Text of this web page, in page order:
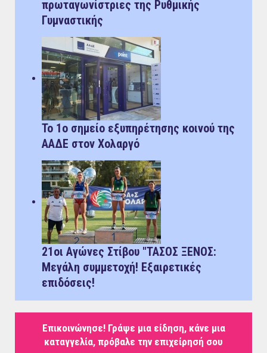
πρωταγωνίστριες της Ρυθμικής
Γυμναστικής
Το 1ο σημείο εξυπηρέτησης κοινού της
ΑΑΔΕ στον Χολαργό
21οι Αγώνες Στίβου "ΤΑΣΟΣ ΞΕΝΟΣ:
Μεγάλη συμμετοχή! Εξαιρετικές
επιδόσεις!
Επικοινώνησε! Γράψε μια είδηση, κάνε μια
καταγγελία, πρόβαλε την επιχείρησή σου